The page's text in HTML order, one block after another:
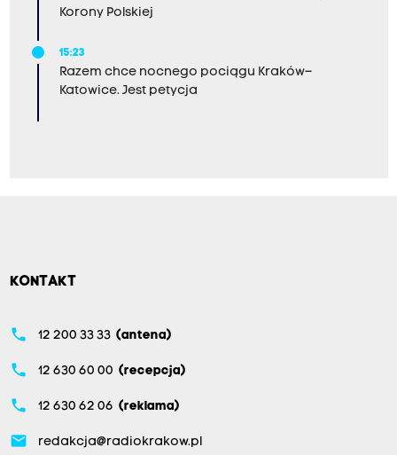
Korony Polskiej
15:23
Razem chce nocnego pociągu Kraków–
Katowice. Jest petycja
KONTAKT
phone 12 200 33 33 (antena)
phone 12 630 60 00 (recepcja)
phone 12 630 62 06 (reklama)
email redakcja@radiokrakow.pl